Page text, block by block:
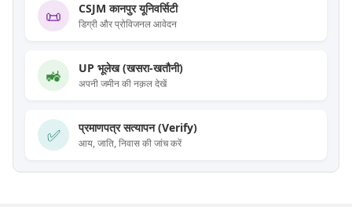
📜 CSJM कानपुर यूनिवर्सिटी
डिग्री और प्रोविजनल आवेदन
🚜 UP भूलेख (खसरा-खतौनी)
अपनी जमीन की नक़ल देखें
✅ प्रमाणपत्र सत्यापन (Verify)
आय, जाति, निवास की जांच करें